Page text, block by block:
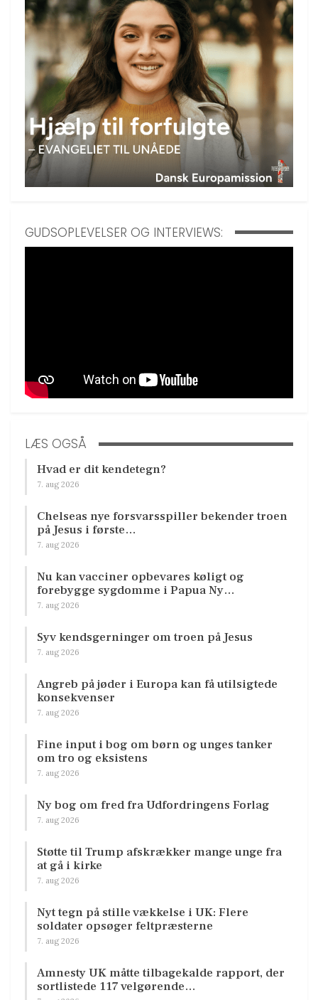
GUDSOPLEVELSER OG INTERVIEWS:
LÆS OGSÅ
Hvad er dit kendetegn?
7. aug 2026
Chelseas nye forsvarsspiller bekender troen
på Jesus i første…
7. aug 2026
Nu kan vacciner opbevares køligt og
forebygge sygdomme i Papua Ny…
7. aug 2026
Syv kendsgerninger om troen på Jesus
7. aug 2026
Angreb på jøder i Europa kan få utilsigtede
konsekvenser
7. aug 2026
Fine input i bog om børn og unges tanker
om tro og eksistens
7. aug 2026
Ny bog om fred fra Udfordringens Forlag
7. aug 2026
Støtte til Trump afskrækker mange unge fra
at gå i kirke
7. aug 2026
Nyt tegn på stille vækkelse i UK: Flere
soldater opsøger feltpræsterne
7. aug 2026
Amnesty UK måtte tilbagekalde rapport, der
sortlistede 117 velgørende…